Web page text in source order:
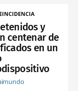
y
centenar de
en un